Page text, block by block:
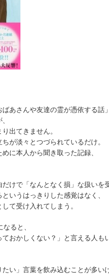
ばあさんや友達の霊が憑依する話
出てきません。
が淡々とつづられているだけ。
に本人から聞き取った記録、
だけで「なんとなく損」な扱いを
いうはっきりした感覚はなく、
て受け入れてしまう。
ると、
ておかしくない？」と言える人も
い」言葉を飲み込むことが多い